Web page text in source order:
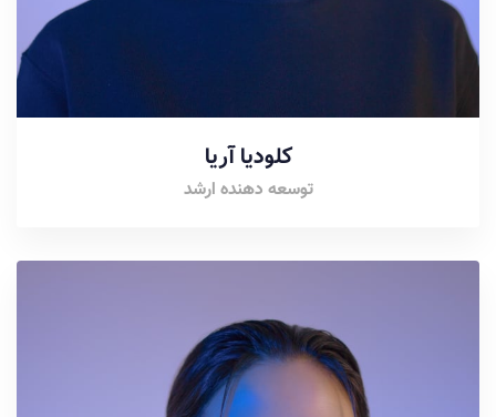
کلودیا آریا
توسعه دهنده ارشد